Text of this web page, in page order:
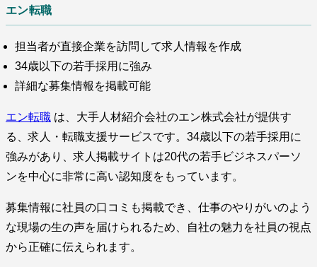
エン転職
担当者が直接企業を訪問して求人情報を作成
34歳以下の若手採用に強み
詳細な募集情報を掲載可能
エン転職 は、大手人材紹介会社のエン株式会社が提供す
る、求人・転職支援サービスです。34歳以下の若手採用に
強みがあり、求人掲載サイトは20代の若手ビジネスパーソ
ンを中心に非常に高い認知度をもっています。
募集情報に社員の口コミも掲載でき、仕事のやりがいのよう
な現場の生の声を届けられるため、自社の魅力を社員の視点
から正確に伝えられます。